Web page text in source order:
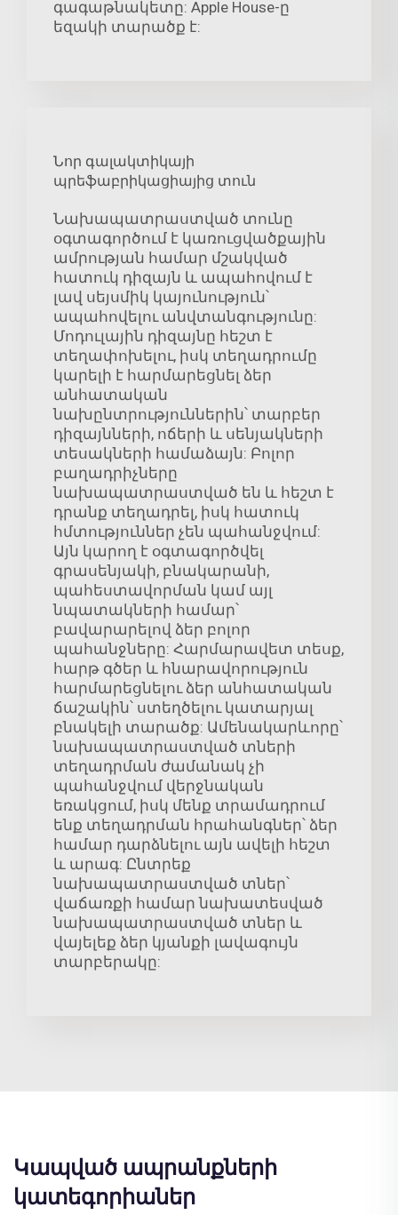
գագաթնակետը: Apple House-ը
եզակի տարածք է:
Նոր գալակտիկայի
պրեֆաբրիկացիայից տուն
Նախապատրաստված տունը
օգտագործում է կառուցվածքային
ամրության համար մշակված
հատուկ դիզայն և ապահովում է
լավ սեյսմիկ կայունություն՝
ապահովելու անվտանգությունը:
Մոդուլային դիզայնը հեշտ է
տեղափոխելու, իսկ տեղադրումը
կարելի է հարմարեցնել ձեր
անհատական
նախընտրություններին՝ տարբեր
դիզայնների, ոճերի և սենյակների
տեսակների համաձայն: Բոլոր
բաղադրիչները
նախապատրաստված են և հեշտ է
դրանք տեղադրել, իսկ հատուկ
հմտություններ չեն պահանջվում:
Այն կարող է օգտագործվել
գրասենյակի, բնակարանի,
պահեստավորման կամ այլ
նպատակների համար՝
բավարարելով ձեր բոլոր
պահանջները: Հարմարավետ տեսք,
հարթ գծեր և հնարավորություն
հարմարեցնելու ձեր անհատական
ճաշակին՝ ստեղծելու կատարյալ
բնակելի տարածք: Ամենակարևորը՝
նախապատրաստված տների
տեղադրման ժամանակ չի
պահանջվում վերջնական
եռակցում, իսկ մենք տրամադրում
ենք տեղադրման հրահանգներ՝ ձեր
համար դարձնելու այն ավելի հեշտ
և արագ: Ընտրեք
նախապատրաստված տներ՝
վաճառքի համար նախատեսված
նախապատրաստված տներ և
վայելեք ձեր կյանքի լավագույն
տարբերակը:
Կապված ապրանքների
կատեգորիաներ